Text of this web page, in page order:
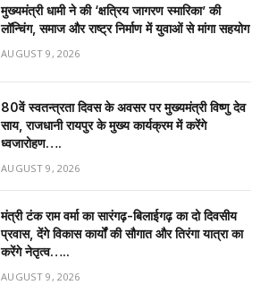
मुख्यमंत्री धामी ने की ‘क्षत्रिय जागरण स्मारिका’ की
लॉन्चिंग, समाज और राष्ट्र निर्माण में युवाओं से मांगा सहयोग
AUGUST 9, 2026
80वें स्वतन्त्रता दिवस के अवसर पर मुख्यमंत्री विष्णु देव
साय, राजधानी रायपुर के मुख्य कार्यक्रम में करेंगे
ध्वजारोहण….
AUGUST 9, 2026
मंत्री टंक राम वर्मा का सारंगढ़-बिलाईगढ़ का दो दिवसीय
प्रवास, देंगे विकास कार्यों की सौगात और तिरंगा यात्रा का
करेंगे नेतृत्व…..
AUGUST 9, 2026